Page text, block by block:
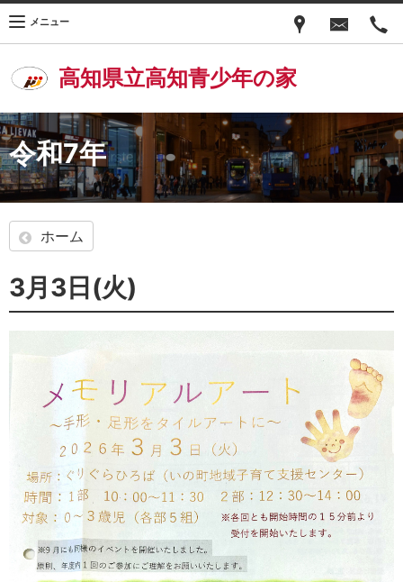
高知県立高知青少年の家
メニュー
令和7年
ホーム
3月3日(火)